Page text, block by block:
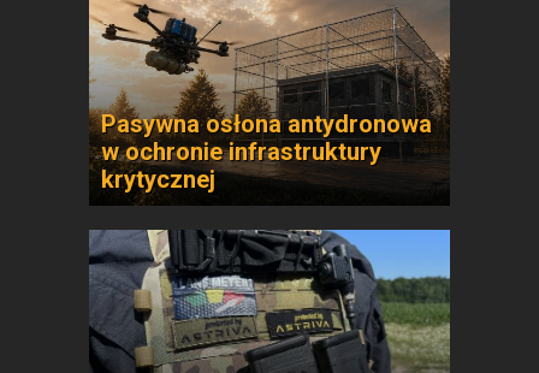
Pasywna osłona antydronowa
w ochronie infrastruktury
krytycznej